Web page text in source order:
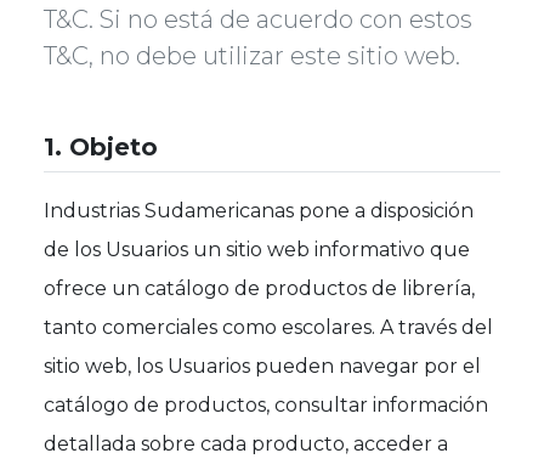
T&C. Si no está de acuerdo con estos
T&C, no debe utilizar este sitio web.
1. Objeto
Industrias Sudamericanas pone a disposición
de los Usuarios un sitio web informativo que
ofrece un catálogo de productos de librería,
tanto comerciales como escolares. A través del
sitio web, los Usuarios pueden navegar por el
catálogo de productos, consultar información
detallada sobre cada producto, acceder a